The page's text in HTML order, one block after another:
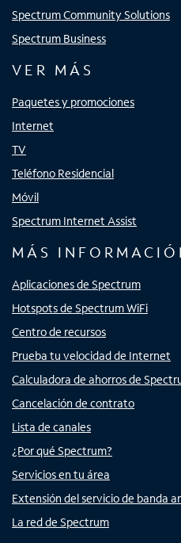
Spectrum Community Solutions
Spectrum Business
VER MÁS
Paquetes y promociones
Internet
TV
Teléfono Residencial
Móvil
Spectrum Internet Assist
MÁS
Aplicaciones de Spectrum
Hotspots de Spectrum WiFi
Centro de recursos
Prueba tu velocidad de Internet
Calculadora de ahorros de
Cancelación de contrato
Lista de canales
¿Por qué Spectrum?
Servicios en tu área
Extensión del servicio de banda
La red de Spectrum